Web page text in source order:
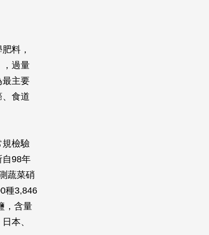
料，
，過量
最主要
食道
規檢驗
自98年
蔬菜硝
種3,846
，含量
本、